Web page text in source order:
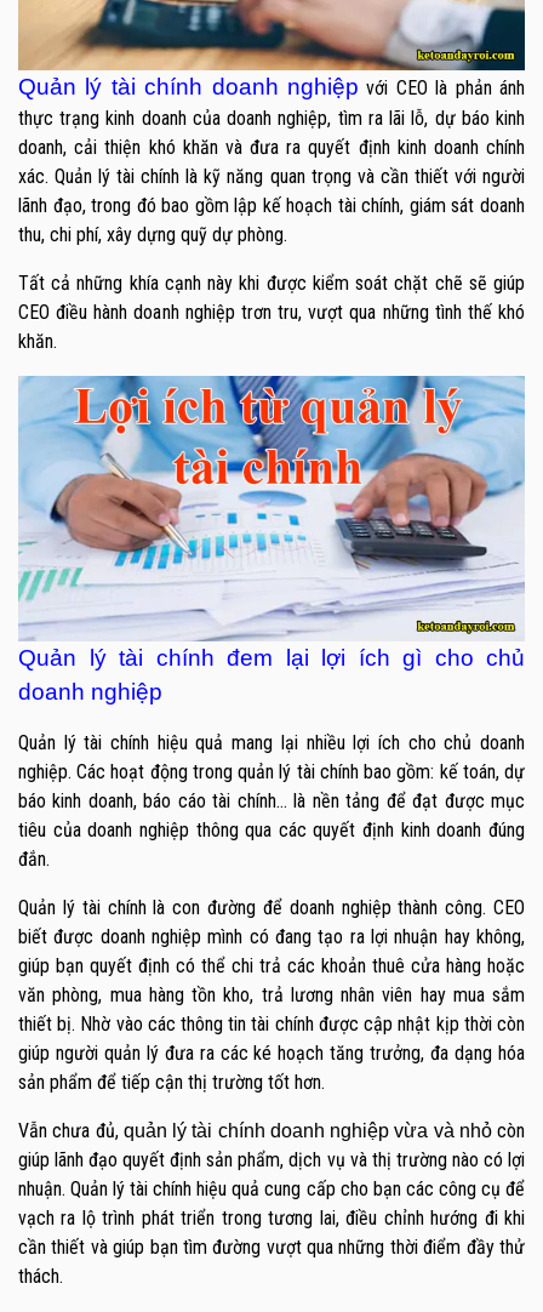
Quản lý tài chính doanh nghiệp với CEO là phản ánh
thực trạng kinh doanh của doanh nghiệp, tìm ra lãi lỗ, dự báo kinh
doanh, cải thiện khó khăn và đưa ra quyết định kinh doanh chính
xác. Quản lý tài chính là kỹ năng quan trọng và cần thiết với người
lãnh đạo, trong đó bao gồm lập kế hoạch tài chính, giám sát doanh
thu, chi phí, xây dựng quỹ dự phòng.
Tất cả những khía cạnh này khi được kiểm soát chặt chẽ sẽ giúp
CEO điều hành doanh nghiệp trơn tru, vượt qua những tình thế khó
khăn.
Quản lý tài chính đem lại lợi ích gì cho chủ
doanh nghiệp
Quản lý tài chính hiệu quả mang lại nhiều lợi ích cho chủ doanh
nghiệp. Các hoạt động trong quản lý tài chính bao gồm: kế toán, dự
báo kinh doanh, báo cáo tài chính… là nền tảng để đạt được mục
tiêu của doanh nghiệp thông qua các quyết định kinh doanh đúng
đắn.
Quản lý tài chính là con đường để doanh nghiệp thành công. CEO
biết được doanh nghiệp mình có đang tạo ra lợi nhuận hay không,
giúp bạn quyết định có thể chi trả các khoản thuê cửa hàng hoặc
văn phòng, mua hàng tồn kho, trả lương nhân viên hay mua sắm
thiết bị. Nhờ vào các thông tin tài chính được cập nhật kịp thời còn
giúp người quản lý đưa ra các ké hoạch tăng trưởng, đa dạng hóa
sản phẩm để tiếp cận thị trường tốt hơn.
Vẫn chưa đủ, quản lý tài chính doanh nghiệp vừa và nhỏcòn
giúp lãnh đạo quyết định sản phẩm, dịch vụ và thị trường nào có lợi
nhuận. Quản lý tài chính hiệu quả cung cấp cho bạn các công cụ để
vạch ra lộ trình phát triển trong tương lai, điều chỉnh hướng đi khi
cần thiết và giúp bạn tìm đường vượt qua những thời điểm đầy thử
thách.